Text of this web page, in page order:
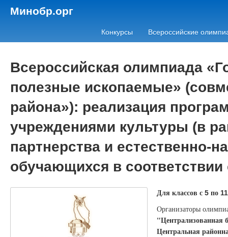
Минобр.орг
Конкурсы Всероссийские
Всероссийская олимпиада
полезные ископаемые»
района»): реализация
учреждениями культуры (в
партнерства и естественно-
обучающихся в
Для классов с 5по 11
Организаторы
"Централизованная
Центральная